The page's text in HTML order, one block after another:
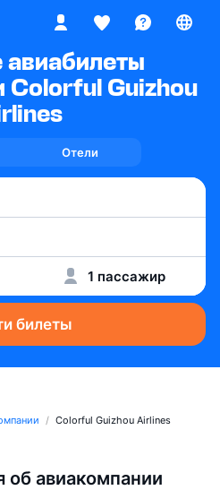
Colorful Guizhou
Отели
1 пассажир
билеты
Colorful Guizhou Airlines
авиакомпании